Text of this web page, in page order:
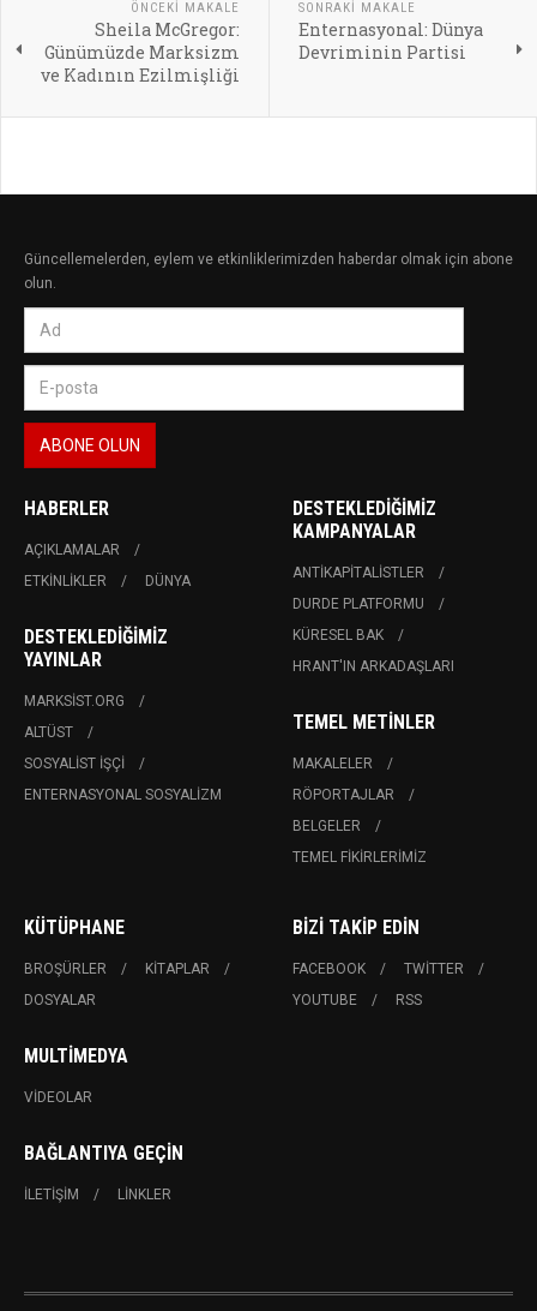
ÖNCEKI MAKALE
Sheila McGregor:
Günümüzde Marksizm
ve Kadının Ezilmişliği
SONRAKI MAKALE
Enternasyonal: Dünya
Devriminin Partisi
Güncellemelerden, eylem ve etkinliklerimizden haberdar olmak için abone
olun.
HABERLER
AÇIKLAMALAR
ETKINLIKLER
DÜNYA
DESTEKLEDIĞIMIZ
YAYINLAR
MARKSIST.ORG
ALTÜST
SOSYALIST İŞÇI
ENTERNASYONAL SOSYALIZM
DESTEKLEDIĞIMIZ
KAMPANYALAR
ANTIKAPITALISTLER
DURDE PLATFORMU
KÜRESEL BAK
HRANT'IN ARKADAŞLARI
TEMEL METINLER
MAKALELER
RÖPORTAJLAR
BELGELER
TEMEL FIKIRLERIMIZ
KÜTÜPHANE
BROŞÜRLER
KITAPLAR
DOSYALAR
MULTIMEDYA
VIDEOLAR
BAĞLANTIYA GEÇIN
İLETIŞIM LINKLER
BIZI TAKIP EDIN
FACEBOOK
TWITTER
YOUTUBE
RSS